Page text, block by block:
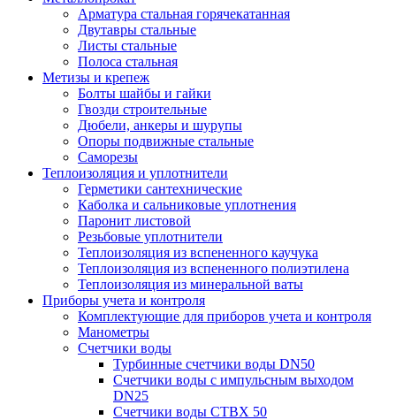
Арматура стальная горячекатанная
Двутавры стальные
Листы стальные
Полоса стальная
Метизы и крепеж
Болты шайбы и гайки
Гвозди строительные
Дюбели, анкеры и шурупы
Опоры подвижные стальные
Саморезы
Теплоизоляция и уплотнители
Герметики сантехнические
Каболка и сальниковые уплотнения
Паронит листовой
Резьбовые уплотнители
Теплоизоляция из вспененного каучука
Теплоизоляция из вспененного полиэтилена
Теплоизоляция из минеральной ваты
Приборы учета и контроля
Комплектующие для приборов учета и контроля
Манометры
Счетчики воды
Турбинные счетчики воды DN50
Счетчики воды с импульсным выходом
DN25
Счетчики воды СТВХ 50